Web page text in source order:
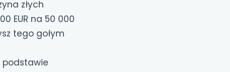
złych
EUR na 50 000
tego gołym